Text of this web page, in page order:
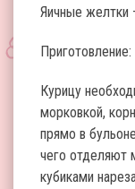
Яичные желтки
Приготовление:
Курицу
морковкой,
прямо в
чего отделяют
кубиками